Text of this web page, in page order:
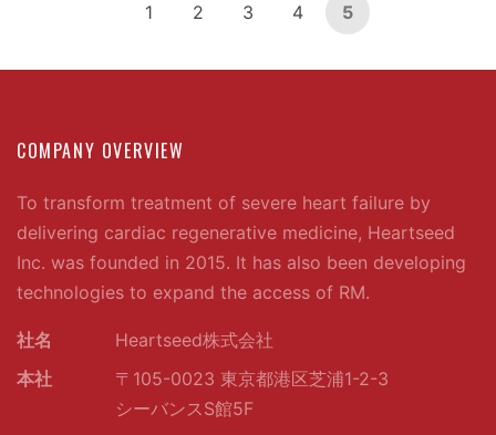
1 2 3 4 5
COMPANY OVERVIEW
To transform treatment of severe heart failure by
delivering cardiac regenerative medicine, Heartseed
Inc. was founded in 2015. It has also been developing
technologies to expand the access of RM.
社名
Heartseed株式会社
本社
〒105-0023 東京都港区芝浦1-2-3
シーバンスS館5F